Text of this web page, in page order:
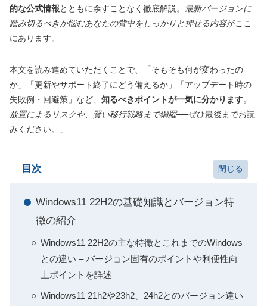
的な公式情報とともに余すことなく徹底解説。 最新バージョンに
踏み切るべきか悩むあなたの背中をしっかりと押せる内容がここ
にあります。
本文を読み進めていただくことで、「そもそも何が変わったの
か」「更新やサポート終了にどう備えるか」「アップデート時の
失敗例・回避策」など、 知るべきポイントが一気に分かります。
放置によるリスクや、賢い移行戦略まで網羅──ぜひ最後までお読
みください。」
目次
Windows11 22H2の基礎知識とバージョン特
徴の紹介
Windows11 22H2の主な特徴とこれまでのWindows
との違い – バージョン固有のポイントや利便性向
上ポイントを詳述
Windows11 21h2や23h2、24h2とのバージョン違い